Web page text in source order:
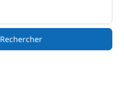
Rechercher